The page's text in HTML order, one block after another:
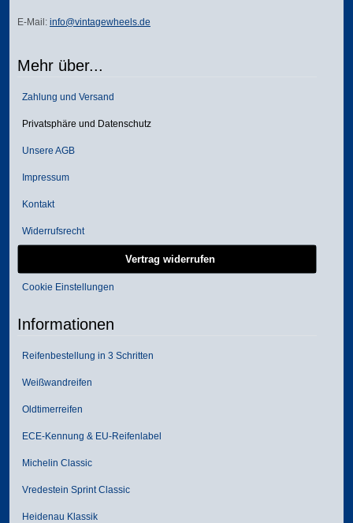
E-Mail: info@vintagewheels.de
Mehr über...
Zahlung und Versand
Privatsphäre und Datenschutz
Unsere AGB
Impressum
Kontakt
Widerrufsrecht
Vertrag widerrufen
Cookie Einstellungen
Informationen
Reifenbestellung in 3 Schritten
Weißwandreifen
Oldtimerreifen
ECE-Kennung & EU-Reifenlabel
Michelin Classic
Vredestein Sprint Classic
Heidenau Klassik